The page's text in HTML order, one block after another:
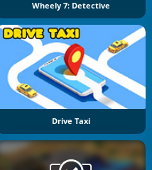
Wheely 7: Detective
Drive Taxi